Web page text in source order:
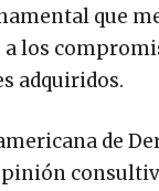
que
los
adquiridos.
de